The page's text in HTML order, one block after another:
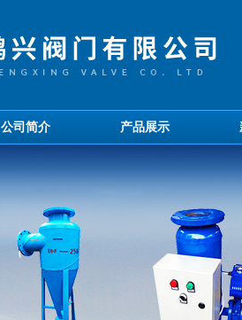
公司简介 产品展示